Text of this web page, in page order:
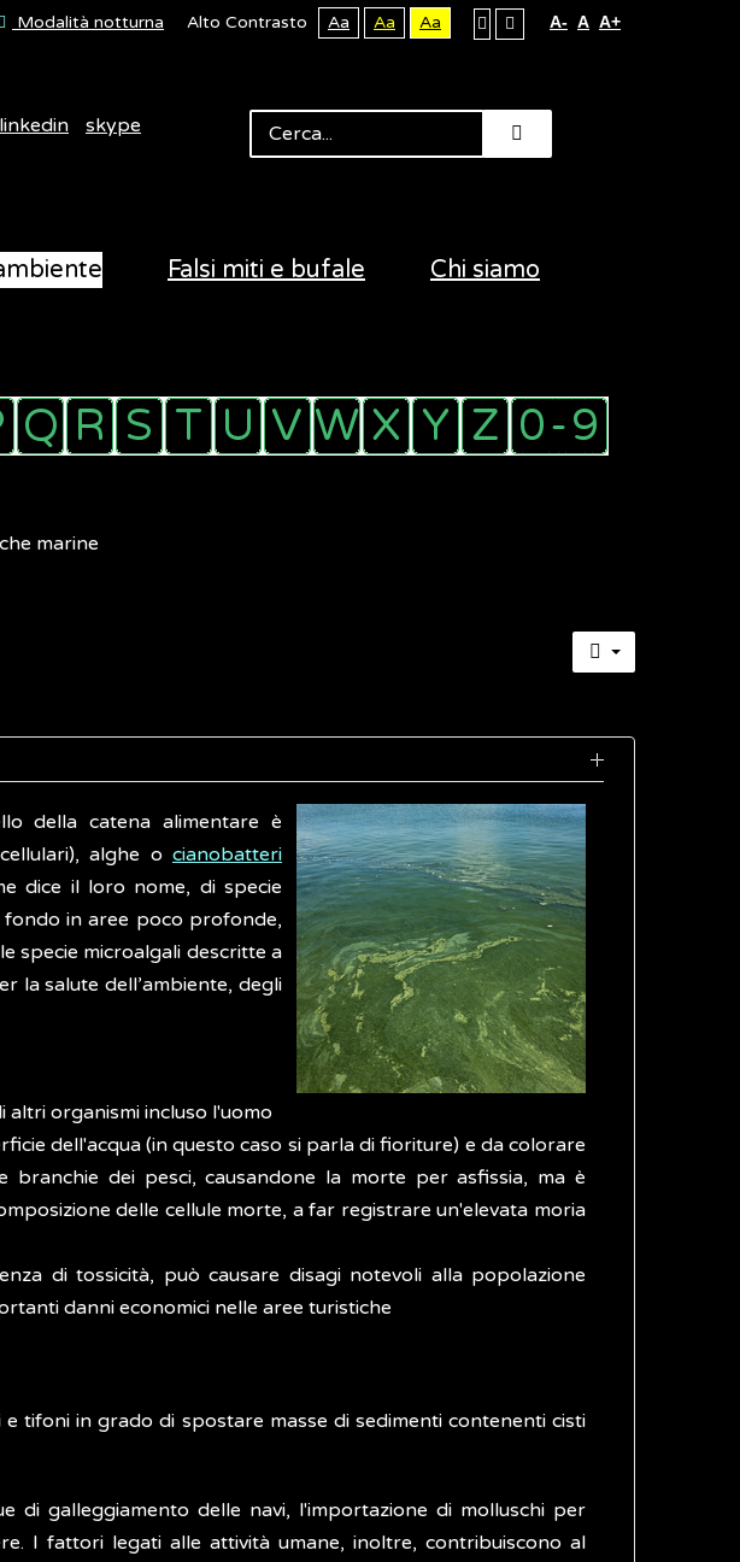
Modalità notturna Alto Contrasto Aa Aa Aa A- A A+
linkedin skype
Falsi miti e bufale Chi siamo
marine
della catena alimentare è
alghe o cianobatteri
dice il loro nome, di specie
in aree poco profonde,
specie microalgali descritte a
la salute dell’ambiente, degli
altri organismi incluso l'uomo
dell'acqua (in questo caso si parla di fioriture) e da colorare
dei pesci, causandone la morte per asfissia, ma è
delle cellule morte, a far registrare un'elevata moria
di tossicità, può causare disagi notevoli alla popolazione
danni economici nelle aree turistiche
tifoni in grado di spostare masse di sedimenti contenenti cisti
di galleggiamento delle navi, l'importazione di molluschi per
I fattori legati alle attività umane, inoltre, contribuiscono al